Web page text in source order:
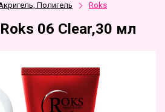
Полигель Roks
06 Clear,30 мл